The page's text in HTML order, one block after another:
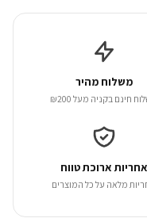
משלוח מהיר
חינם בקניה מעל ₪200
אחריות ארוכת טווח
מלאה על כל המוצרים